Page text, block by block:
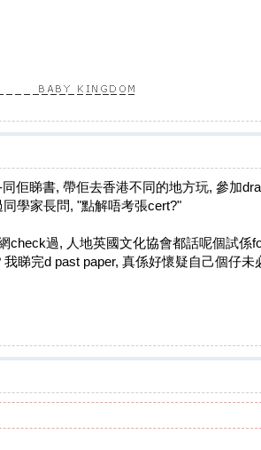
佢睇書, 帶佢去香港不同的地方玩, 參加
學家長問, "點解唔考張cert?"
check過, 人地英國文化協會都話呢個試係
睇完d past paper, 真係好懷疑自己個仔未